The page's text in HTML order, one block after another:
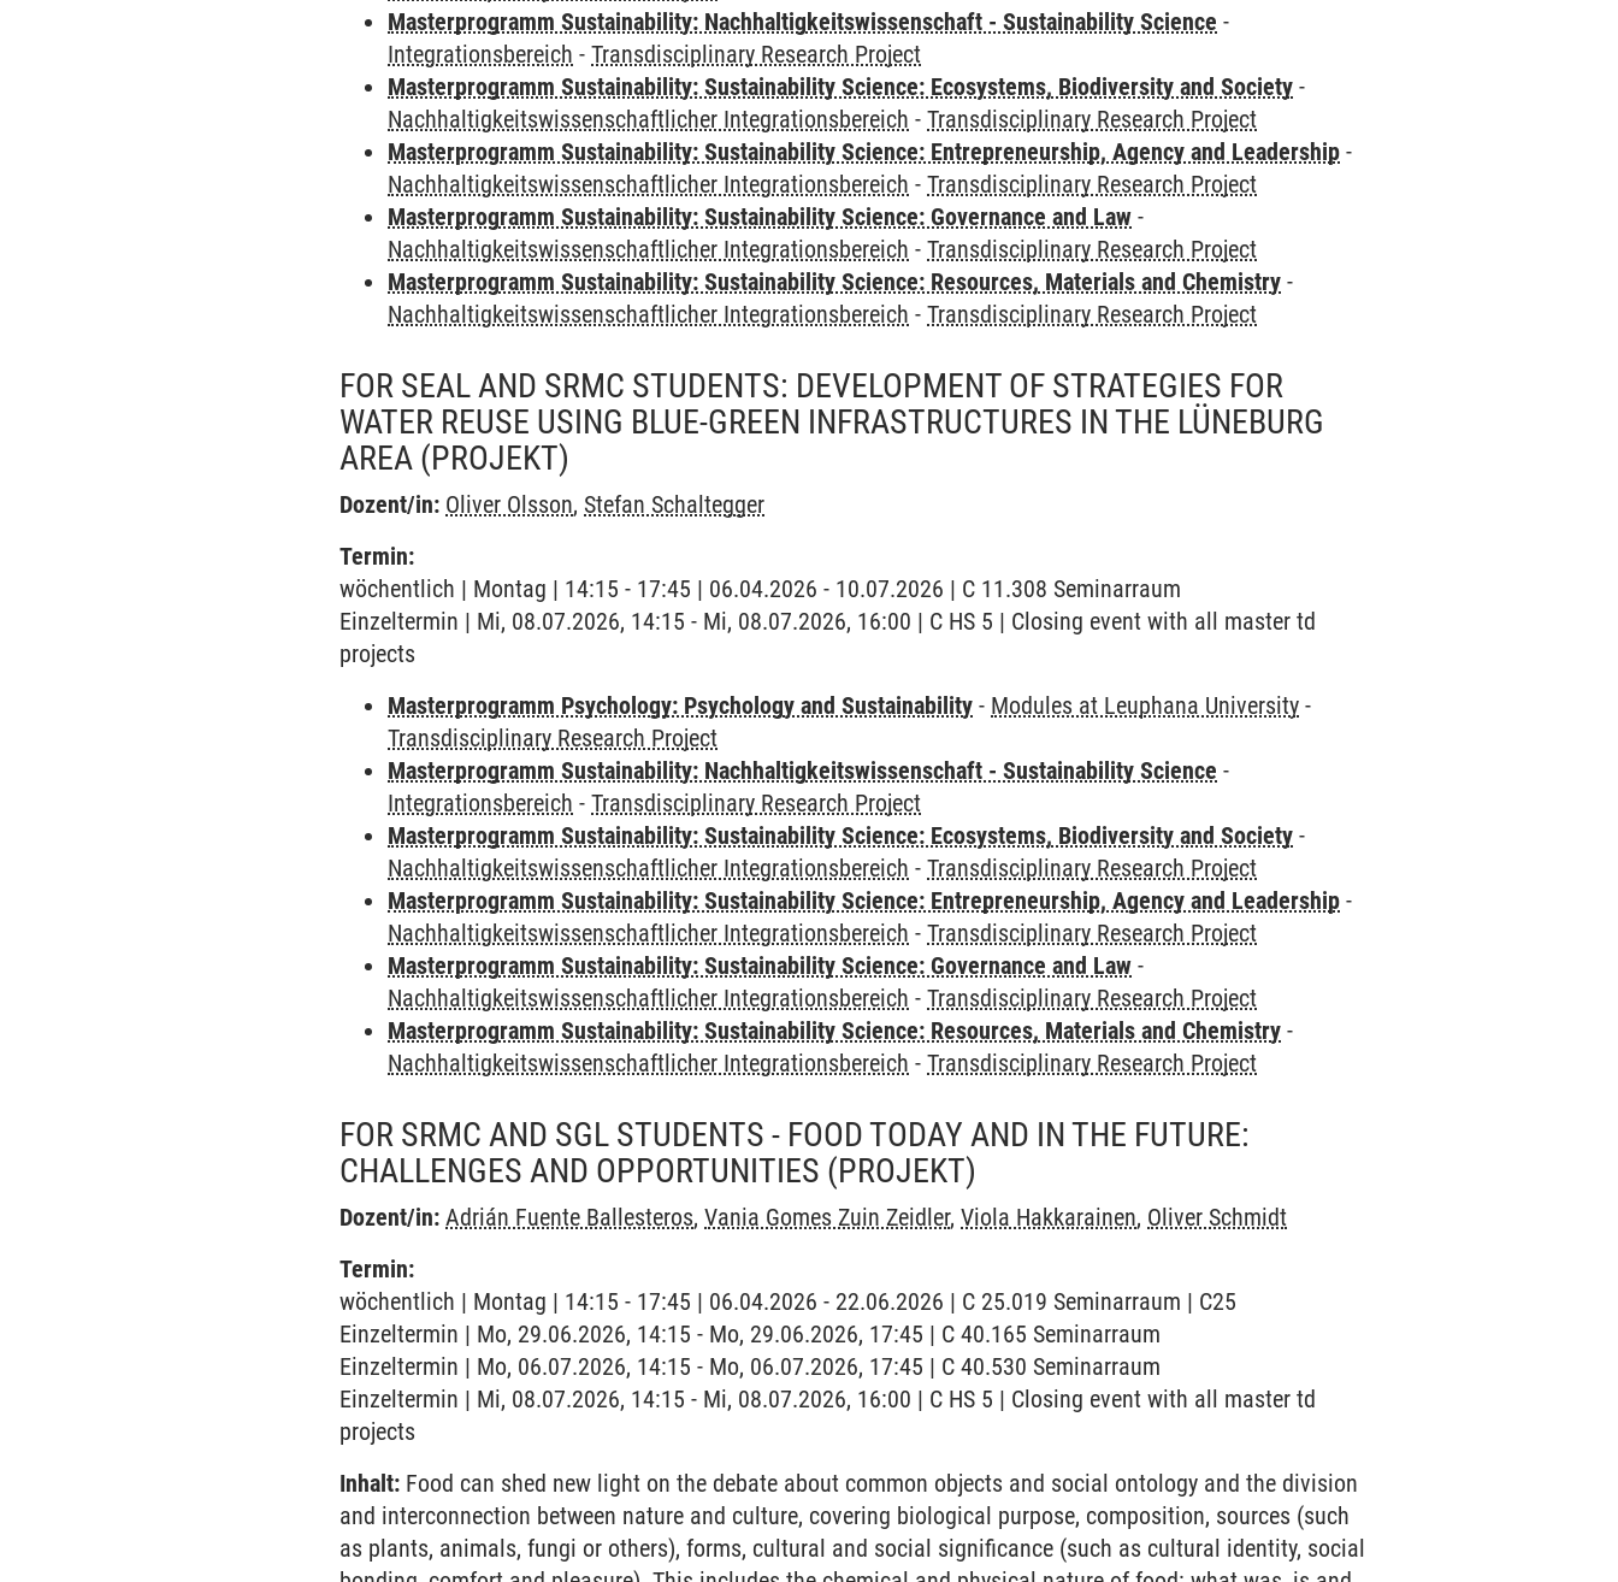
Masterprogramm Sustainability: Nachhaltigkeitswissenschaft - Sustainability Science -
Integrationsbereich -Transdisciplinary Research Project
Masterprogramm Sustainability: Sustainability Science: Ecosystems, Biodiversity and Society -
Nachhaltigkeitswissenschaftlicher Integrationsbereich -Transdisciplinary Research Project
Masterprogramm Sustainability: Sustainability Science: Entrepreneurship, Agency and Leadership -
Nachhaltigkeitswissenschaftlicher Integrationsbereich -Transdisciplinary Research Project
Masterprogramm Sustainability: Sustainability Science: Governance and Law -
Nachhaltigkeitswissenschaftlicher Integrationsbereich -Transdisciplinary Research Project
Masterprogramm Sustainability: Sustainability Science: Resources, Materials and Chemistry -
Nachhaltigkeitswissenschaftlicher Integrationsbereich -Transdisciplinary Research Project
FOR SEAL AND SRMC STUDENTS: DEVELOPMENT OF STRATEGIES FOR
WATER REUSE USING BLUE-GREEN INFRASTRUCTURES IN THE LÜNEBURG
AREA (PROJEKT)
Dozent/in: Oliver Olsson, Stefan Schaltegger
Termin:
wöchentlich | Montag | 14:15 - 17:45 | 06.04.2026 - 10.07.2026 | C 11.308 Seminarraum
Einzeltermin | Mi, 08.07.2026, 14:15 - Mi, 08.07.2026, 16:00 | C HS 5 | Closing event with all master td
projects
Masterprogramm Psychology: Psychology and Sustainability - Modules at Leuphana University -
Transdisciplinary Research Project
Masterprogramm Sustainability: Nachhaltigkeitswissenschaft - Sustainability Science -
Integrationsbereich -Transdisciplinary Research Project
Masterprogramm Sustainability: Sustainability Science: Ecosystems, Biodiversity and Society -
Nachhaltigkeitswissenschaftlicher Integrationsbereich -Transdisciplinary Research Project
Masterprogramm Sustainability: Sustainability Science: Entrepreneurship, Agency and Leadership -
Nachhaltigkeitswissenschaftlicher Integrationsbereich -Transdisciplinary Research Project
Masterprogramm Sustainability: Sustainability Science: Governance and Law -
Nachhaltigkeitswissenschaftlicher Integrationsbereich -Transdisciplinary Research Project
Masterprogramm Sustainability: Sustainability Science: Resources, Materials and Chemistry -
Nachhaltigkeitswissenschaftlicher Integrationsbereich -Transdisciplinary Research Project
FOR SRMC AND SGL STUDENTS - FOOD TODAY AND IN THE FUTURE:
CHALLENGES AND OPPORTUNITIES (PROJEKT)
Dozent/in: Adrián Fuente Ballesteros,Vania Gomes Zuin Zeidler,Viola Hakkarainen, Oliver Schmidt
Termin:
wöchentlich | Montag | 14:15 - 17:45 | 06.04.2026 - 22.06.2026 | C 25.019 Seminarraum | C25
Einzeltermin | Mo, 29.06.2026, 14:15 - Mo, 29.06.2026, 17:45 | C 40.165 Seminarraum
Einzeltermin | Mo, 06.07.2026, 14:15 - Mo, 06.07.2026, 17:45 | C 40.530 Seminarraum
Einzeltermin | Mi, 08.07.2026, 14:15 - Mi, 08.07.2026, 16:00 | C HS 5 | Closing event with all master td
projects
Inhalt: Food can shed new light on the debate about common objects and social ontology and the division
and interconnection between nature and culture, covering biological purpose, composition, sources (such
as plants, animals, fungi or others), forms, cultural and social significance (such as cultural identity, social